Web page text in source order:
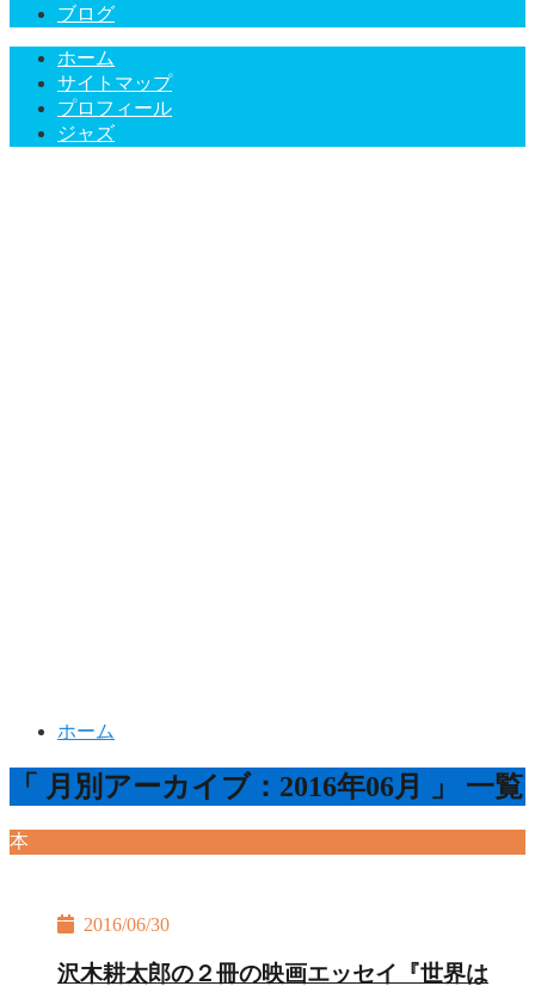
ブログ
ホーム
サイトマップ
プロフィール
ジャズ
ホーム
「 月別アーカイブ：2016年06月 」 一覧
本
2016/06/30
沢木耕太郎の２冊の映画エッセイ『世界は